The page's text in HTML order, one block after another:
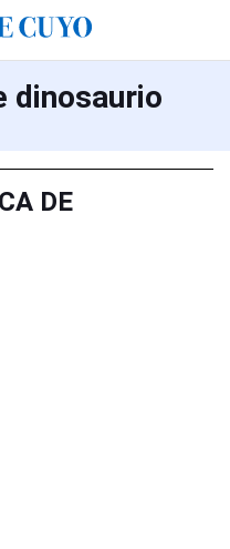
dinosaurio
DE